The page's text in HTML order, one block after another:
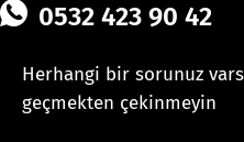
0532 423 90 42
Herhangi bir sorunuz
geçmekten çekinmeyin